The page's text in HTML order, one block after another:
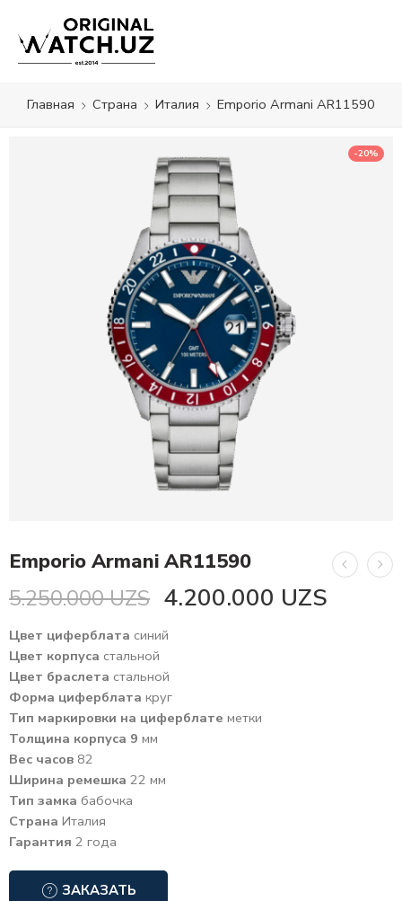
Главная Страна Италия Emporio Armani AR11590
-20%
Emporio Armani AR11590
5.250.000UZS 4.200.000 UZS
Цвет циферблата синий
Цвет корпуса стальной
Цвет браслета стальной
Форма циферблата круг
Тип маркировки на циферблате метки
Толщина корпуса 9 мм
Вес часов 82
Ширина ремешка 22 мм
Тип замка бабочка
Страна Италия
Гарантия 2 года
ЗАКАЗАТЬ